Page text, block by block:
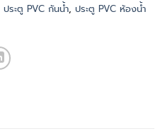
ประตู PVC กันน้ำ, ประตู PVC ห้องน้ำ